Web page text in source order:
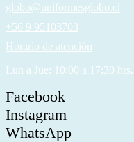
globo@uniformesglobo.cl
+56 9 95103703
Horario de atención
Lun a Jue: 10:00 a 17:30 hrs.
Facebook
Instagram
WhatsApp